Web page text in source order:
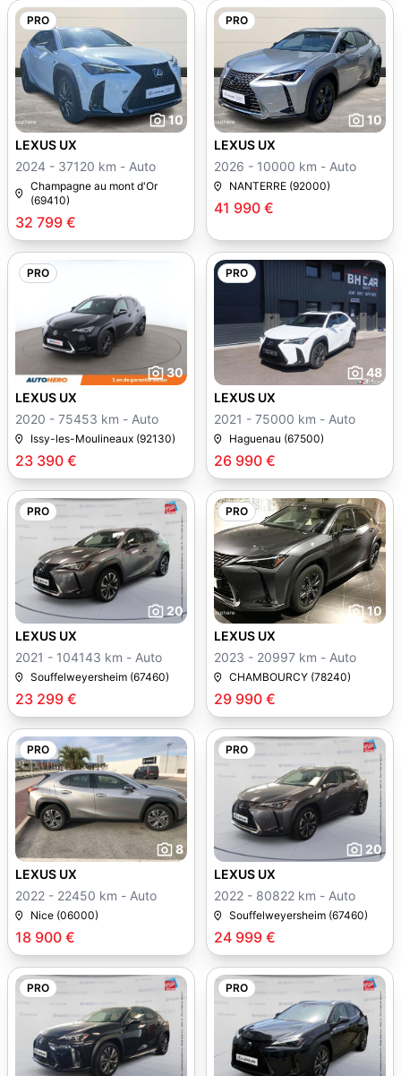
PRO
10
32 799 €
LEXUS UX
2024 - 37120 km - Auto
Champagne au mont d'Or
(69410)
PRO
10
41 990 €
LEXUS UX
2026 - 10000 km - Auto
NANTERRE (92000)
PRO
30
23 390 €
LEXUS UX
2020 - 75453 km - Auto
Issy-les-Moulineaux (92130)
PRO
48
26 990 €
LEXUS UX
2021 - 75000 km - Auto
Haguenau (67500)
PRO
20
23 299 €
LEXUS UX
2021 - 104143 km - Auto
Souffelweyersheim (67460)
PRO
10
29 990 €
LEXUS UX
2023 - 20997 km - Auto
CHAMBOURCY (78240)
PRO
8
18 900 €
LEXUS UX
2022 - 22450 km - Auto
Nice (06000)
PRO
20
24 999 €
LEXUS UX
2022 - 80822 km - Auto
Souffelweyersheim (67460)
PRO PRO